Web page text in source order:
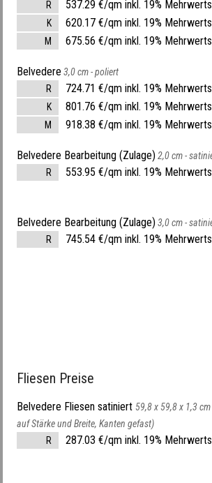
R
537.29 €/qm inkl. 19%
K 620.17 €/qm inkl. 19%
M 675.56 €/qm inkl. 19%
Belvedere 3,0 cm -poliert
R
724.71 €/qm inkl. 19%
K 801.76 €/qm inkl. 19%
M 918.38 €/qm inkl. 19%
Belvedere Bearbeitung (Zulage) 2,0 cm -
R
553.95 €/qm inkl. 19%
Belvedere Bearbeitung (Zulage) 3,0 cm -
R
745.54 €/qm inkl. 19%
Fliesen Preise
Belvedere Fliesen satiniert 59,8 x 59,8 x 1,3 cm
auf Stärke und Breite, Kanten gefast)
R
287.03 €/qm inkl. 19%